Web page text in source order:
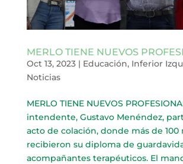
MERLO TIENE NUEVOS
Oct 13, 2023| Educación, Inferior
Noticias
MERLO TIENE NUEVOS
intendente, Gustavo Menéndez,
acto de colación, donde más de 100
recibieron su diploma de
acompañantes terapéuticos. El